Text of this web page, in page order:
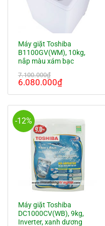
Máy giặt Toshiba
B1100GV(WM), 10kg,
nắp màu xám bạc
7.100.000₫
Giá
7.100.000₫.
6.080.000₫Giá
là:
6.080.000₫.
-12%
Máy giặt Toshiba
DC1000CV(WB), 9kg,
Inverter, xanh dương